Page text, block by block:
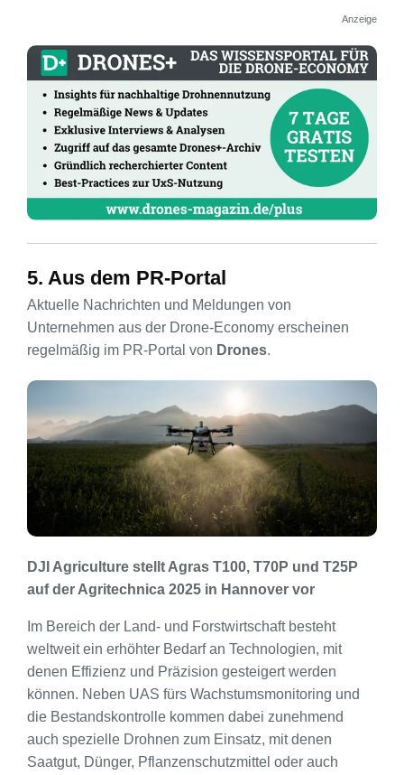
Anzeige
5. Aus dem PR-Portal
Aktuelle Nachrichten und Meldungen von
Unternehmen aus der Drone-Economy erscheinen
regelmäßig im PR-Portal von Drones.
DJI Agriculture stellt Agras T100, T70P und T25P
auf der Agritechnica 2025 in Hannover vor
Im Bereich der Land- und Forstwirtschaft besteht
weltweit ein erhöhter Bedarf an Technologien, mit
denen Effizienz und Präzision gesteigert werden
können. Neben UAS fürs Wachstumsmonitoring und
die Bestandskontrolle kommen dabei zunehmend
auch spezielle Drohnen zum Einsatz, mit denen
Saatgut, Dünger, Pflanzenschutzmittel oder auch